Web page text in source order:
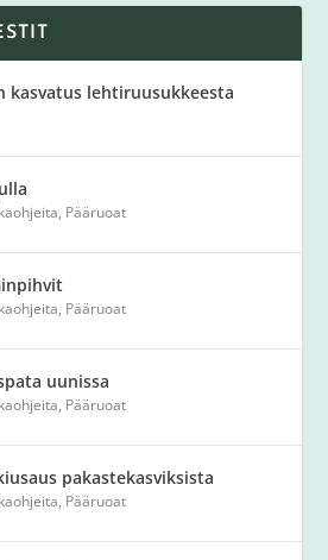
kasvatus lehtiruusukkeesta
, Pääruoat
, Pääruoat
uunissa
, Pääruoat
pakastekasviksista
, Pääruoat